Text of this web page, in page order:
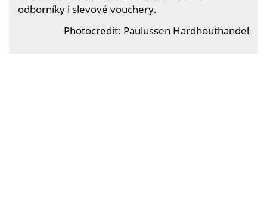
odborníky i slevové vouchery.
Photocredit: Paulussen Hardhouthandel